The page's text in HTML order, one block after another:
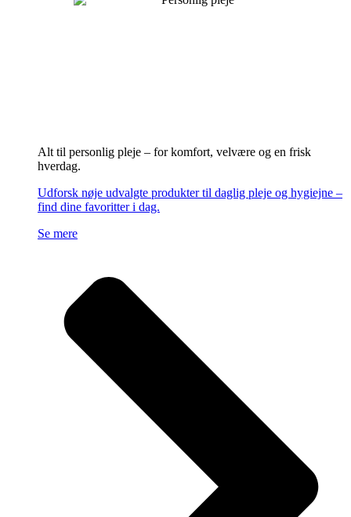
Alt til personlig pleje – for komfort, velvære og en frisk
hverdag.
Udforsk nøje udvalgte produkter til daglig pleje og hygiejne –
find dine favoritter i dag.
Se mere